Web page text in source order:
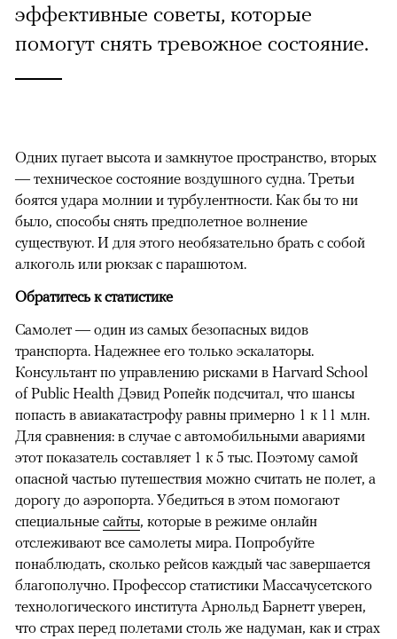
эффективные советы, которые
помогут снять тревожное состояние.
Одних пугает высота и замкнутое пространство, вторых
— техническое состояние воздушного судна. Третьи
боятся удара молнии и турбулентности. Как бы то ни
было, способы снять предполетное волнение
существуют. И для этого необязательно брать с собой
алкоголь или рюкзак с парашютом.
Обратитесь к статистике
Самолет — один из самых безопасных видов
транспорта. Надежнее его только эскалаторы.
Консультант по управлению рисками в Harvard School
of Public Health Дэвид Ропейк подсчитал, что шансы
попасть в авиакатастрофу равны примерно 1 к 11 млн.
Для сравнения: в случае с автомобильными авариями
этот показатель составляет 1 к 5 тыс. Поэтому самой
опасной частью путешествия можно считать не полет, а
дорогу до аэропорта. Убедиться в этом помогают
специальные сайты, которые в режиме онлайн
отслеживают все самолеты мира. Попробуйте
понаблюдать, сколько рейсов каждый час завершается
благополучно. Профессор статистики Массачусетского
технологического института Арнольд Барнетт уверен,
что страх перед полетами столь же надуман, как и страх